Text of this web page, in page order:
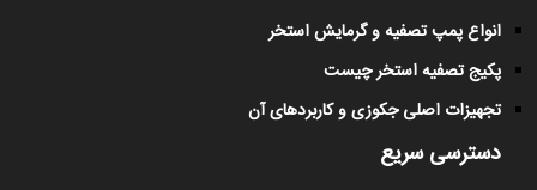
انواع پمپ تصفیه و گرمایش استخر
پکیج تصفیه استخر چیست
تجهیزات اصلی جکوزی و کاربردهای آن
دسترسی سریع